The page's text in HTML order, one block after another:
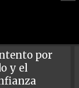
por
y el